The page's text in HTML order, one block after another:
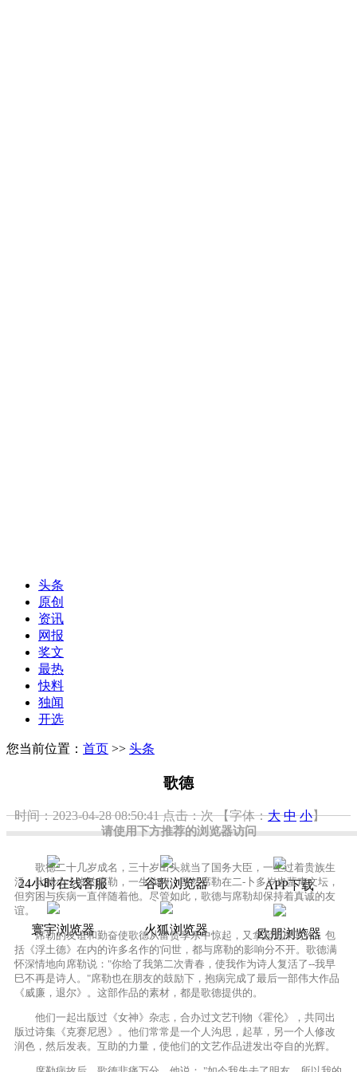
请使用下方推荐的浏览器访问
24小时在线客服 谷歌浏览器 APP下载
寰宇浏览器 火狐浏览器 欧朋浏览器
头条
原创
资讯
网报
奖文
最热
快料
独闻
开选
您当前位置： 首页 >> 头条
歌德
时间：2023-04-28 08:50:41点击：次 【字体：大 中 小】
歌德二十几岁成名，三十岁出头就当了国务大臣，一生过着贵族生
活。比他小十岁的席勒，一生坎坷。虽然席勒在二-卜多岁也蜚声文坛，
但穷困与疾病一直伴随着他。尽管如此，歌德与席勒却保持着真诚的友
谊。
席勒的友谊和勤奋使歌德从富贵享乐中惊起，又拿起笔来写作，包
括《浮土德》在内的许多名作的'问世，都与席勒的影响分不开。歌德满
怀深情地向席勒说："你给了我第二次青春，使我作为诗人复活了--我早
巳不再是诗人。"席勒也在朋友的鼓励下，抱病完成了最后一部伟大作品
《威廉，退尔》。这部作品的素材，都是歌德提供的。
他们一起出版过《女神》杂志，合办过文艺刊物《霍伦》，共同出
版过诗集《克赛尼恩》。他们常常是一个人沟思，起草，另一个人修改
润色，然后发表。互助的力量，使他们的文艺作品进发出夺自的光辉。